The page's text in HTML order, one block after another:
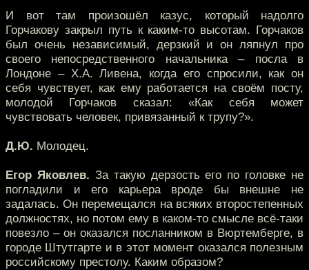
И вот там произошёл казус, который надолго
Горчакову закрыл путь к каким-то высотам. Горчаков
был очень независимый, дерзкий и он ляпнул про
своего непосредственного начальника – посла в
Лондоне – Х.А. Ливена, когда его спросили, как он
себя чувствует, как ему работается на своём посту,
молодой Горчаков сказал: «Как себя может
чувствовать человек, привязанный к трупу?».
Д.Ю. Молодец.
Егор Яковлев. За такую дерзость его по головке не
погладили и его карьера вроде бы внешне не
задалась. Он перемещался на всяких второстепенных
должностях, но потом ему в каком-то смысле всё-таки
повезло – он оказался посланником в Вюртемберге, в
городе Штутгарте и в этот момент оказался полезным
российскому престолу. Каким образом?